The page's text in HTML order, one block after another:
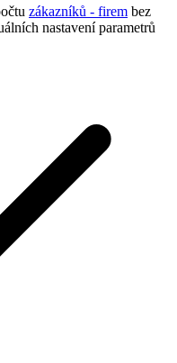
zákazníků - firem bez
nastavení parametrů